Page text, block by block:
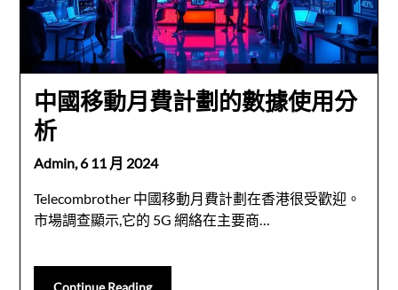
中國移動月費計劃的數據使用分
析
Admin,6 11 月 2024
Telecombrother 中國移動月費計劃在香港很受歡迎。
市場調查顯示,它的 5G 網絡在主要商…